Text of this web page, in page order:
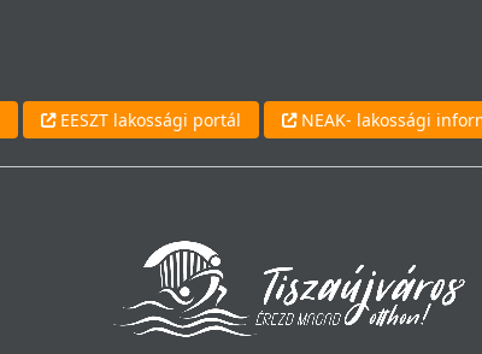
EESZT lakossági portál NEAK- lakossági